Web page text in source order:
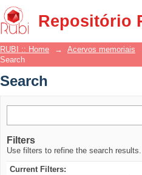
Repositório
Search
RUBI :: Home → Acervos memoriais
Search
Search
Filters
Use filters to refine the search results.
Current Filters: